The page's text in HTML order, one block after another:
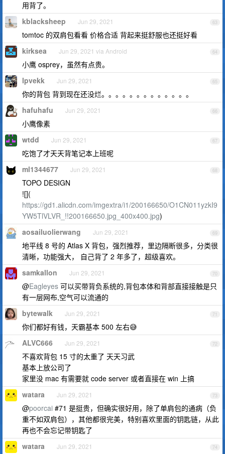
用背了。
63
kblacksheep Jun 29, 2021
tomtoc 的双肩包看看 价格合适 背起来挺舒服也还挺好看
64
kirksea Jun 29, 2021 via Android
小鹰 osprey，虽然有点贵。
65
lpvekk Jun 29, 2021
你的背包 背到现在还没烂。。。。。。。。。。。。。
66
hafuhafu Jun 29, 2021
小鹰像素
67
wtdd Jun 29, 2021
吃饱了才天天背笔记本上班呢
68
ml1344677 Jun 29, 2021
TOPO DESIGN
![](
https://gd1.alicdn.com/imgextra/i1/200166650/O1CN011yzkI9
YW5TlVLVR_!!200166650.jpg_400x400.jpg)
69
aosailuolierwang Jun 29, 2021
地平线 8 号的 Atlas X 背包，强烈推荐，里边隔断很多，分类很
清晰，功能强大， 自己背了 2 年多了，超级喜欢。
70
samkallon Jun 29, 2021
@Eagleyes 可以买带背负系统的,背包本体和背部直接接触是只
有一层网布,空气可以流通的
71
bytewalk Jun 29, 2021
你们都好有钱，天霸基本 500 左右😅
72
ALVC666 Jun 29, 2021
不喜欢背包 15 寸的太重了 天天习武
基本上放公司了
家里没 mac 有需要就 code server 或者直接在 win 上搞
73
watara Jun 29, 2021
@poorcai #71 是挺贵，但确实很好用，除了单肩包的通病（负
重不如双肩包），其他都很完美，特别喜欢里面的钥匙链，从此
再也不会忘记带钥匙了
74
watara Jun 29, 2021